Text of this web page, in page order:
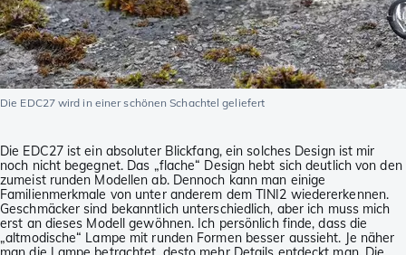
Die EDC27 wird in einer schönen Schachtel geliefert
Die EDC27 ist ein absoluter Blickfang, ein solches Design ist mir
noch nicht begegnet. Das „flache“ Design hebt sich deutlich von den
zumeist runden Modellen ab. Dennoch kann man einige
Familienmerkmale von unter anderem dem TINI2 wiedererkennen.
Geschmäcker sind bekanntlich unterschiedlich, aber ich muss mich
erst an dieses Modell gewöhnen. Ich persönlich finde, dass die
„altmodische“ Lampe mit runden Formen besser aussieht. Je näher